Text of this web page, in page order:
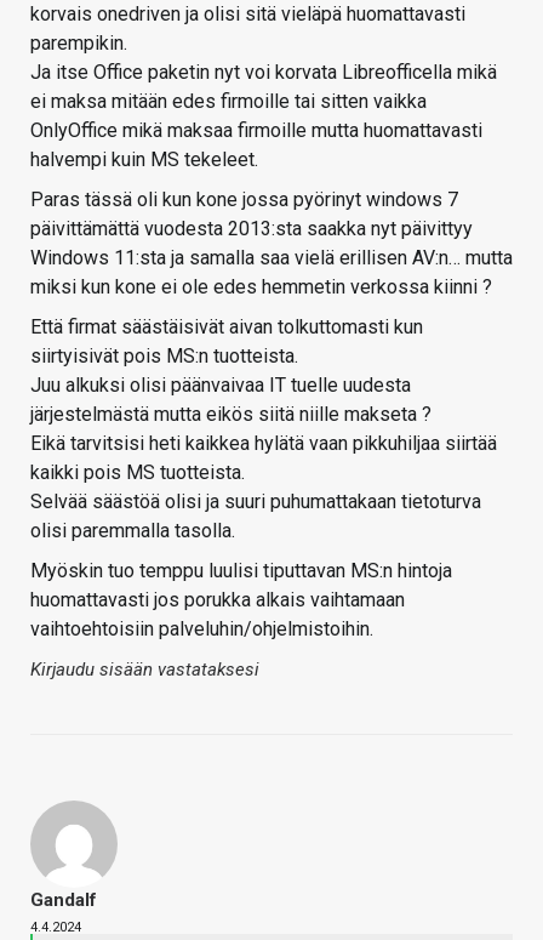
korvais onedriven ja olisi sitä vieläpä huomattavasti
parempikin.
Ja itse Office paketin nyt voi korvata Libreofficella mikä
ei maksa mitään edes firmoille tai sitten vaikka
OnlyOffice mikä maksaa firmoille mutta huomattavasti
halvempi kuin MS tekeleet.
Paras tässä oli kun kone jossa pyörinyt windows 7
päivittämättä vuodesta 2013:sta saakka nyt päivittyy
Windows 11:sta ja samalla saa vielä erillisen AV:n… mutta
miksi kun kone ei ole edes hemmetin verkossa kiinni ?
Että firmat säästäisivät aivan tolkuttomasti kun
siirtyisivät pois MS:n tuotteista.
Juu alkuksi olisi päänvaivaa IT tuelle uudesta
järjestelmästä mutta eikös siitä niille makseta ?
Eikä tarvitsisi heti kaikkea hylätä vaan pikkuhiljaa siirtää
kaikki pois MS tuotteista.
Selvää säästöä olisi ja suuri puhumattakaan tietoturva
olisi paremmalla tasolla.
Myöskin tuo temppu luulisi tiputtavan MS:n hintoja
huomattavasti jos porukka alkais vaihtamaan
vaihtoehtoisiin palveluhin/ohjelmistoihin.
Kirjaudu sisään vastataksesi
Gandalf
4.4.2024